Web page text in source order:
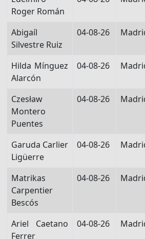
Roger Román
Abigaíl
Silvestre Ruiz
04-08-26
Hilda Mínguez
Alarcón
04-08-26
Czesław
Montero
Puentes
04-08-26
Garuda Carlier
Ligüerre
04-08-26
Matrikas
Carpentier
Bescós
04-08-26
Ariel Caetano
Ferrer
04-08-26